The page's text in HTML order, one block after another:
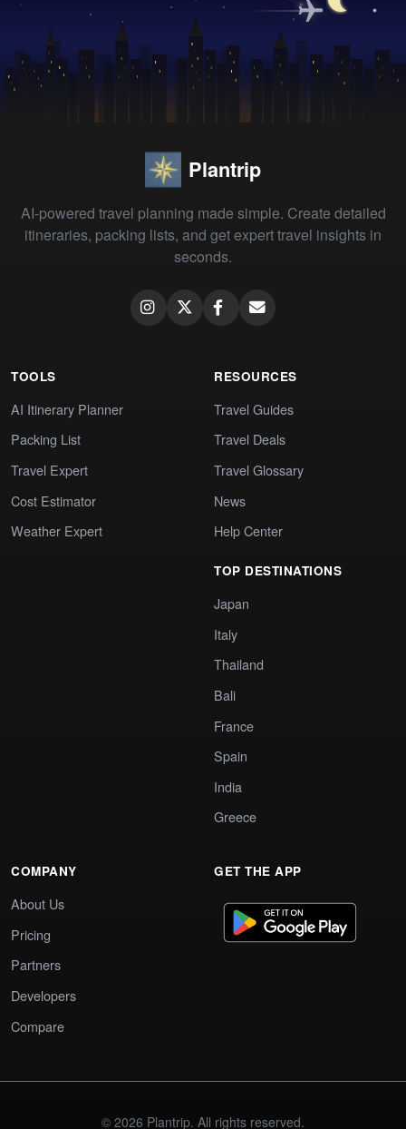
Plantrip
AI-powered travel planning made simple. Create detailed
itineraries, packing lists, and get expert travel insights in
seconds.
TOOLS
AI Itinerary Planner
Packing List
Travel Expert
Cost Estimator
Weather Expert
RESOURCES
Travel Guides
Travel Deals
Travel Glossary
News
Help Center
TOP DESTINATIONS
Japan
Italy
Thailand
Bali
France
Spain
India
Greece
COMPANY
About Us
Pricing
Partners
Developers
Compare
GET THE APP
© 2026 Plantrip. All rights reserved.